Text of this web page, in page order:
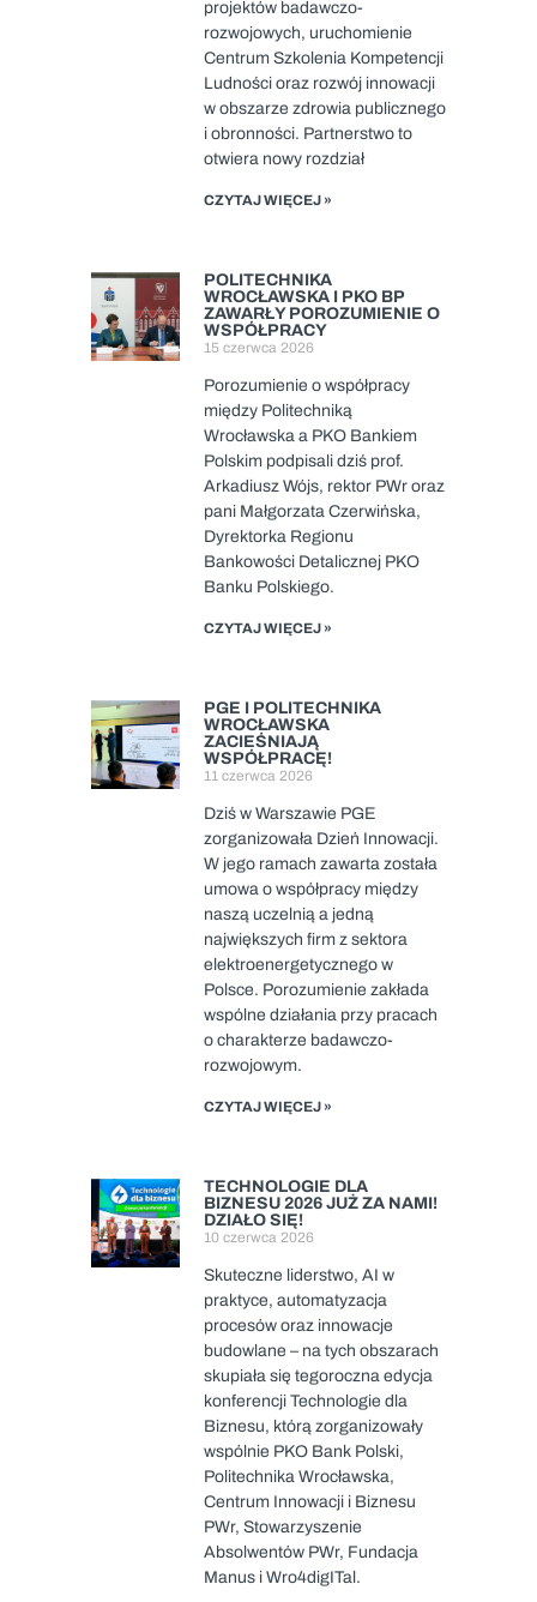
projektów badawczo-
rozwojowych, uruchomienie
Centrum Szkolenia Kompetencji
Ludności oraz rozwój innowacji
w obszarze zdrowia publicznego
i obronności. Partnerstwo to
otwiera nowy rozdział
CZYTAJ WIĘCEJ »
POLITECHNIKA
WROCŁAWSKA I PKO BP
ZAWARŁY POROZUMIENIE O
WSPÓŁPRACY
15 czerwca 2026
Porozumienie o współpracy
między Politechniką
Wrocławska a PKO Bankiem
Polskim podpisali dziś prof.
Arkadiusz Wójs, rektor PWr oraz
pani Małgorzata Czerwińska,
Dyrektorka Regionu
Bankowości Detalicznej PKO
Banku Polskiego.
CZYTAJ WIĘCEJ »
PGE I POLITECHNIKA
WROCŁAWSKA
ZACIEŚNIAJĄ
WSPÓŁPRACĘ!
11 czerwca 2026
Dziś w Warszawie PGE
zorganizowała Dzień Innowacji.
W jego ramach zawarta została
umowa o współpracy między
naszą uczelnią a jedną
największych firm z sektora
elektroenergetycznego w
Polsce. Porozumienie zakłada
wspólne działania przy pracach
o charakterze badawczo-
rozwojowym.
CZYTAJ WIĘCEJ »
TECHNOLOGIE DLA
BIZNESU 2026 JUŻ ZA NAMI!
DZIAŁO SIĘ!
10 czerwca 2026
Skuteczne liderstwo, AI w
praktyce, automatyzacja
procesów oraz innowacje
budowlane – na tych obszarach
skupiała się tegoroczna edycja
konferencji Technologie dla
Biznesu, którą zorganizowały
wspólnie PKO Bank Polski,
Politechnika Wrocławska,
Centrum Innowacji i Biznesu
PWr, Stowarzyszenie
Absolwentów PWr, Fundacja
Manus i Wro4digITal.